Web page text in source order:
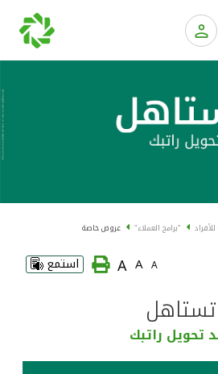
للأفراد
للشركات
"برامج العملاء" عروض خاصة
A
A
A استمع
تستاهل
تحويل راتبك